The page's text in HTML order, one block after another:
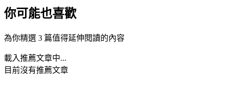
你可能也喜歡
為你精選 3 篇值得延伸閱讀的內容
載入推薦文章中...
目前沒有推薦文章